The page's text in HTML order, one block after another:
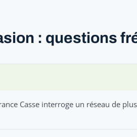
: questions
Casse interroge un réseau de